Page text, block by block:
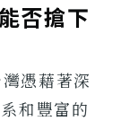
否搶下
憑藉著深
和豐富的